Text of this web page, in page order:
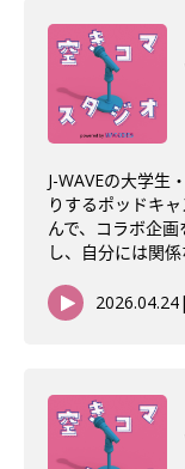
J-WAVEの大学生
りするポッドキ
んで、コラボ企
し、自分には関
2026.04.24|